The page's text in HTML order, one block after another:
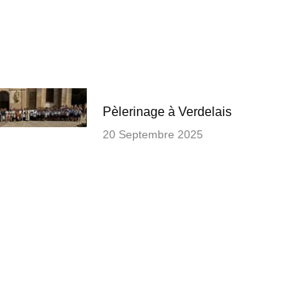
Pèlerinage à Verdelais
20 Septembre 2025